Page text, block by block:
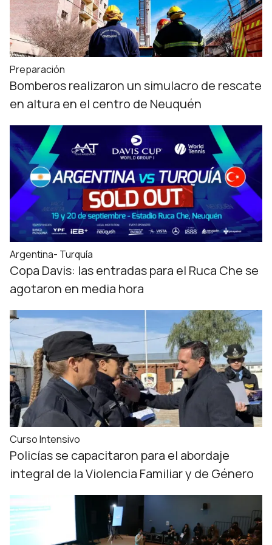
Preparación
Bomberos realizaron un simulacro de rescate
en altura en el centro de Neuquén
Argentina- Turquía
Copa Davis: las entradas para el Ruca Che se
agotaron en media hora
Curso Intensivo
Policías se capacitaron para el abordaje
integral de la Violencia Familiar y de Género